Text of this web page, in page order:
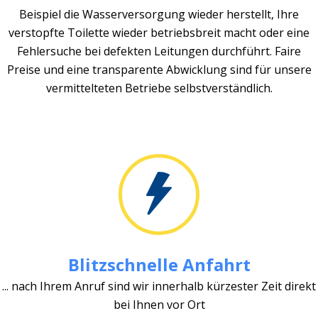
Beispiel die Wasserversorgung wieder herstellt, Ihre
verstopfte Toilette wieder betriebsbreit macht oder eine
Fehlersuche bei defekten Leitungen durchführt. Faire
Preise und eine transparente Abwicklung sind für unsere
vermittelteten Betriebe selbstverständlich.
Blitzschnelle Anfahrt
... nach Ihrem Anruf sind wir innerhalb kürzester Zeit direkt
bei Ihnen vor Ort